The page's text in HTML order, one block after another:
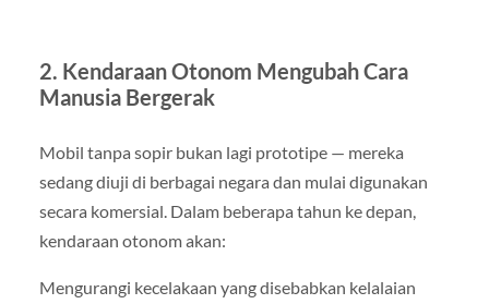
2. Kendaraan Otonom Mengubah Cara
Manusia Bergerak
Mobil tanpa sopir bukan lagi prototipe — mereka
sedang diuji di berbagai negara dan mulai digunakan
secara komersial. Dalam beberapa tahun ke depan,
kendaraan otonom akan:
Mengurangi kecelakaan yang disebabkan kelalaian